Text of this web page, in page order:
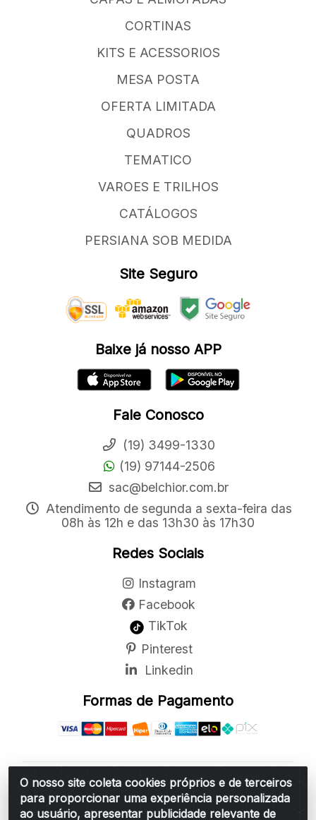
O nosso site coleta cookies próprios e de terceiros
para proporcionar uma experiência personalizada
ao usuário, apresentar publicidade relevante de
CORTINAS
KITS E ACESSORIOS
MESA POSTA
OFERTA LIMITADA
QUADROS
TEMATICO
VAROES E TRILHOS
CATÁLOGOS
PERSIANA SOB MEDIDA
Site Seguro
Baixe já nosso APP
Fale Conosco
(19) 3499-1330
(19) 97144-2506
sac@belchior.com.br
Atendimento de segunda a sexta-feira das
08h às 12h e das 13h30 às 17h30
Redes Sociais
Instagram
Facebook
TikTok
Pinterest
Linkedin
Formas de Pagamento
Belchior Cortinas e Acessórios LTDA - R: Rua
Vereador Sérgio Leopoldino Alves, 876 - Santa
Bárbara d'Oeste/SP - CEP 13.456-166 - CNPJ